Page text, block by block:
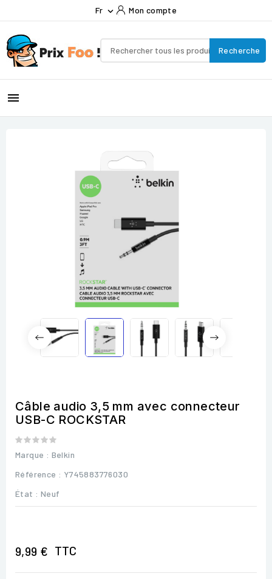
Fr  Mon compte
Recherche

Câble audio 3,5 mm avec connecteur
USB-C ROCKSTAR
Marque : Belkin
Référence : Y745883776030
État : Neuf
9,99 € TTC